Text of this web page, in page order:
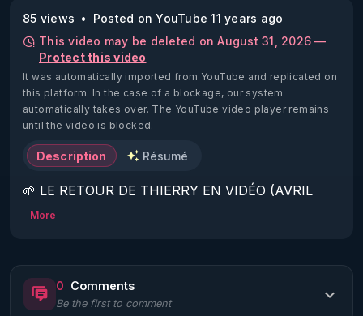
85 views
Posted on YouTube 11 years ago
This video may be deleted on August 31, 2026 —
Protect this video
It was automatically imported from YouTube and replicated on
this platform. In the case of a blockage, our system
automatically takes over. The YouTube video player remains
until the video is blocked.
Description Résumé
🌱 LE RETOUR DE THIERRY EN VIDÉO (AVRIL
2022)!
https://www.rgnr.fr/presentation.html
🌱 LE MAGAZINE RÉGÉNÈRE
More
0 Comments
Be the first to comment